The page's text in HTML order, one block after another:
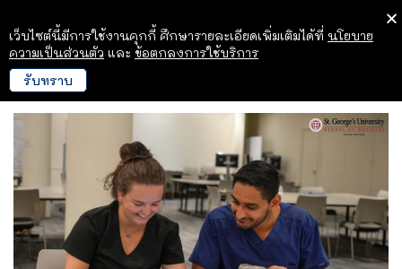
เว็บไซต์นี้มีการใช้งานคุกกี้ ศึกษารายละเอียดเพิ่มเติมได้ที่ นโยบาย
ความเป็นส่วนตัว และ ข้อตกลงการใช้บริการ
รับทราบ